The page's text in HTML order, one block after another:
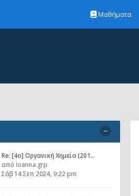
Μαθήματα
Re: [4ο] Οργανική Χημεία (201…
από Ioanna.grp
Σάβ 14 Σεπ 2024, 9:22 pm